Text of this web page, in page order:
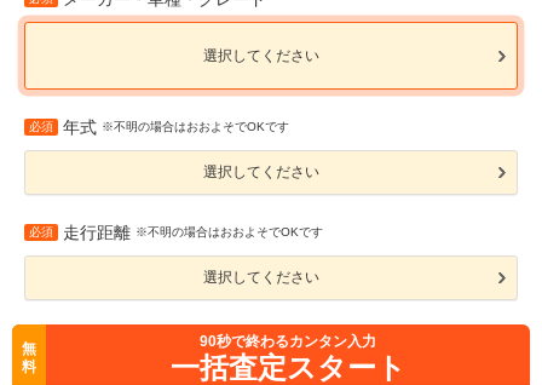
選択してください
必須 年式 ※不明の場合はおおよそでOKです
選択してください
必須 走行距離 ※不明の場合はおおよそでOKです
選択してください
無
料
90秒で終わるカンタン入力
一括査定スタート